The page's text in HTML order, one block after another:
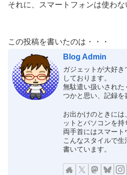
それに、スマートフォンは使わ
この投稿を書いたのは・・・
Blog Admin
ガジェットが大好
しております。
無駄遣い扱いされた
つかと思い、記録を
お出かけのときに
ットとパソコンを持
両手首にはスマート
こんなスタイルで
書いています。